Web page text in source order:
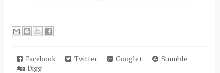
Facebook Twitter Google+
Stumble
Digg